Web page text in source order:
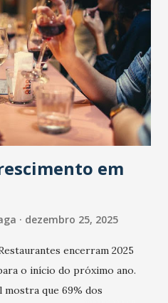
em
dezembro 25, 2025
encerram 2025
o início do próximo ano.
mostra que 69% dos